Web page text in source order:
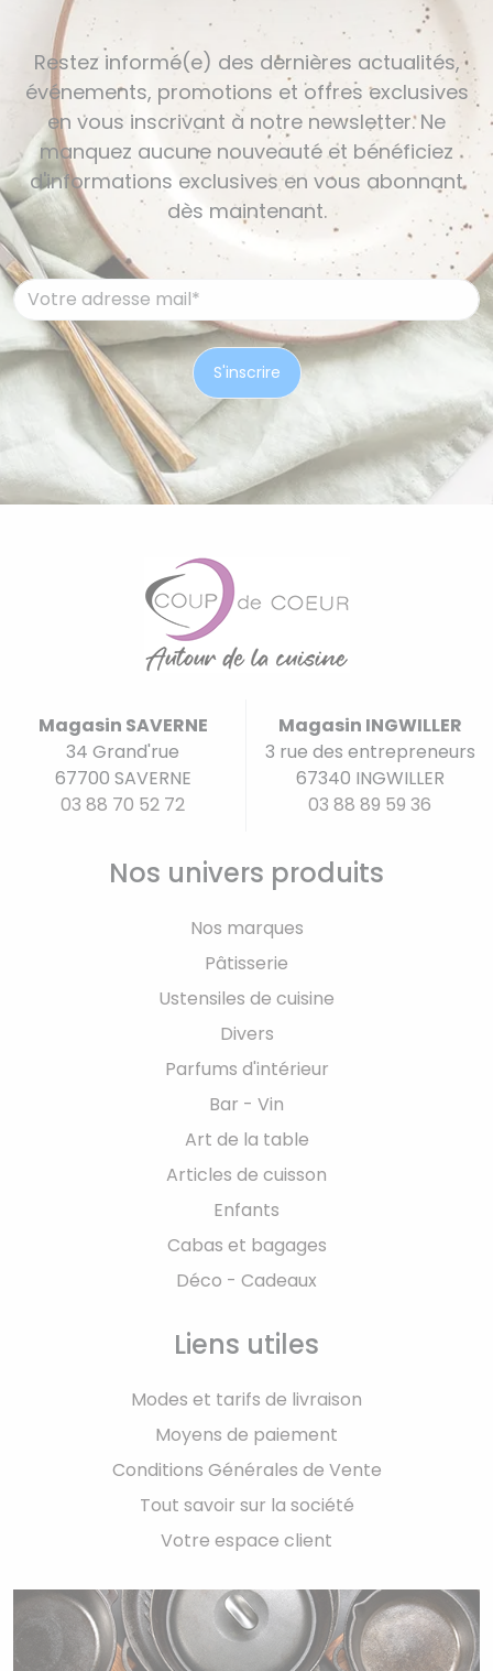
Restez informé(e) des dernières actualités,
événements, promotions et offres exclusives
en vous inscrivant à notre newsletter. Ne
manquez aucune nouveauté et bénéficiez
d'informations exclusives en vous abonnant
dès maintenant.
Magasin SAVERNE
34 Grand'rue
67700 SAVERNE
03 88 70 52 72
Magasin INGWILLER
3 rue des entrepreneurs
67340 INGWILLER
03 88 89 59 36
Nos univers produits
Nos marques
Pâtisserie
Ustensiles de cuisine
Divers
Parfums d'intérieur
Bar - Vin
Art de la table
Articles de cuisson
Enfants
Cabas et bagages
Déco - Cadeaux
Liens utiles
Modes et tarifs de livraison
Moyens de paiement
Conditions Générales de Vente
Tout savoir sur la société
Votre espace client